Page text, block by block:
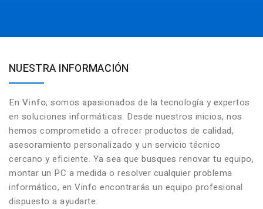
NUESTRA INFORMACIÓN
En Vinfo, somos apasionados de la tecnología y expertos
en soluciones informáticas. Desde nuestros inicios, nos
hemos comprometido a ofrecer productos de calidad,
asesoramiento personalizado y un servicio técnico
cercano y eficiente. Ya sea que busques renovar tu equipo,
montar un PC a medida o resolver cualquier problema
informático, en Vinfo encontrarás un equipo profesional
dispuesto a ayudarte.